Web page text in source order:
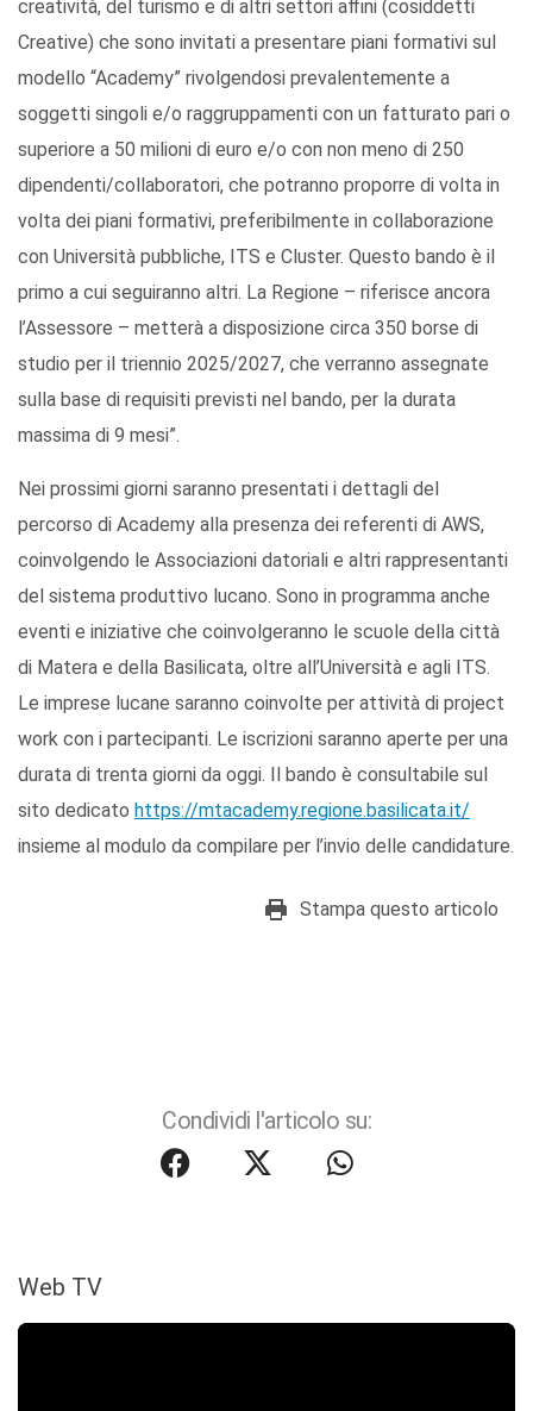
creatività, del turismo e di altri settori affini (cosiddetti
Creative) che sono invitati a presentare piani formativi sul
modello “Academy” rivolgendosi prevalentemente a
soggetti singoli e/o raggruppamenti con un fatturato pari o
superiore a 50 milioni di euro e/o con non meno di 250
dipendenti/collaboratori, che potranno proporre di volta in
volta dei piani formativi, preferibilmente in collaborazione
con Università pubbliche, ITS e Cluster. Questo bando è il
primo a cui seguiranno altri. La Regione – riferisce ancora
l’Assessore – metterà a disposizione circa 350 borse di
studio per il triennio 2025/2027, che verranno assegnate
sulla base di requisiti previsti nel bando, per la durata
massima di 9 mesi”.
Nei prossimi giorni saranno presentati i dettagli del
percorso di Academy alla presenza dei referenti di AWS,
coinvolgendo le Associazioni datoriali e altri rappresentanti
del sistema produttivo lucano. Sono in programma anche
eventi e iniziative che coinvolgeranno le scuole della città
di Matera e della Basilicata, oltre all’Università e agli ITS.
Le imprese lucane saranno coinvolte per attività di project
work con i partecipanti. Le iscrizioni saranno aperte per una
durata di trenta giorni da oggi. Il bando è consultabile sul
sito dedicato https://mtacademy.regione.basilicata.it/
insieme al modulo da compilare per l’invio delle candidature.
Stampa questo articolo
Condividi l'articolo su:
Web TV